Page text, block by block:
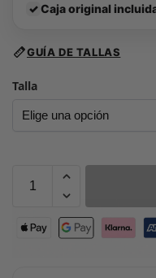
✓Caja original
GUÍA DE TALLAS
Talla